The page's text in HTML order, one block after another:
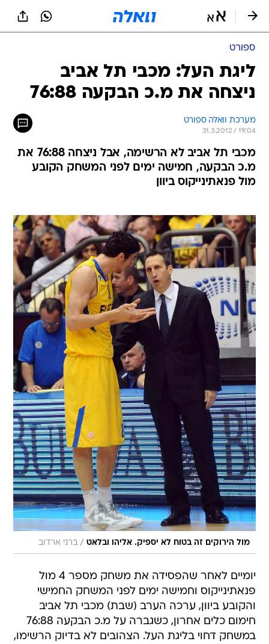
ספורט
ליגת העל: מכבי תל אביב
ניצחה את מ.כ הבקעה 76:88
מערכת וואלה ספורט
31.3.2012 / 19:04
מכבי תל אביב לא הרשימה, אבל ניצחה 76:88 את
מ.כ הבקעה, חמישה ימים לפני המשחק הקובע
מול פנאתינייקוס ביוון
מול הירוקים זה בטוח לא יספיק. אליהו ובלאט / ברני ארדוב
יומיים לאחר שהפסידה את משחק מספר 4 מול
פנאתינייקוס וחמישה ימים לפני המשחק החמישי
והקובע ביוון, ערכה הערב (שבת) מכבי תל אביב
חימום כלים אחרון, כשגברה על מ.כ הבקעה 76:88
במשחק דחוי בליגת העל. הצהובים לא בדיוק הרשימו,